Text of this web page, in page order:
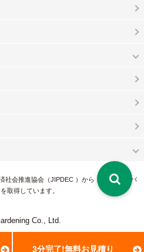
3分完了!無料お見積り
社会推進協会（JIPDEC ）から 、「 プライバ
取得しています。
Co., Ltd.